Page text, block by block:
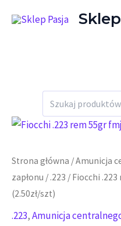
Strona główna /Amunicja
zapłonu / .223 / Fiocchi
(2.50zł/szt)
.223,Amunicja